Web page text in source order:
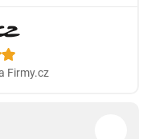
Firmy.cz